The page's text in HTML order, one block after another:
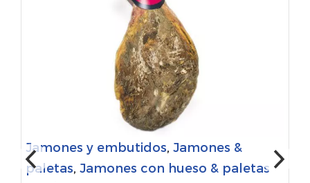
Jamones y embutidos, Jamones &
paletas, Jamones con hueso & paletas